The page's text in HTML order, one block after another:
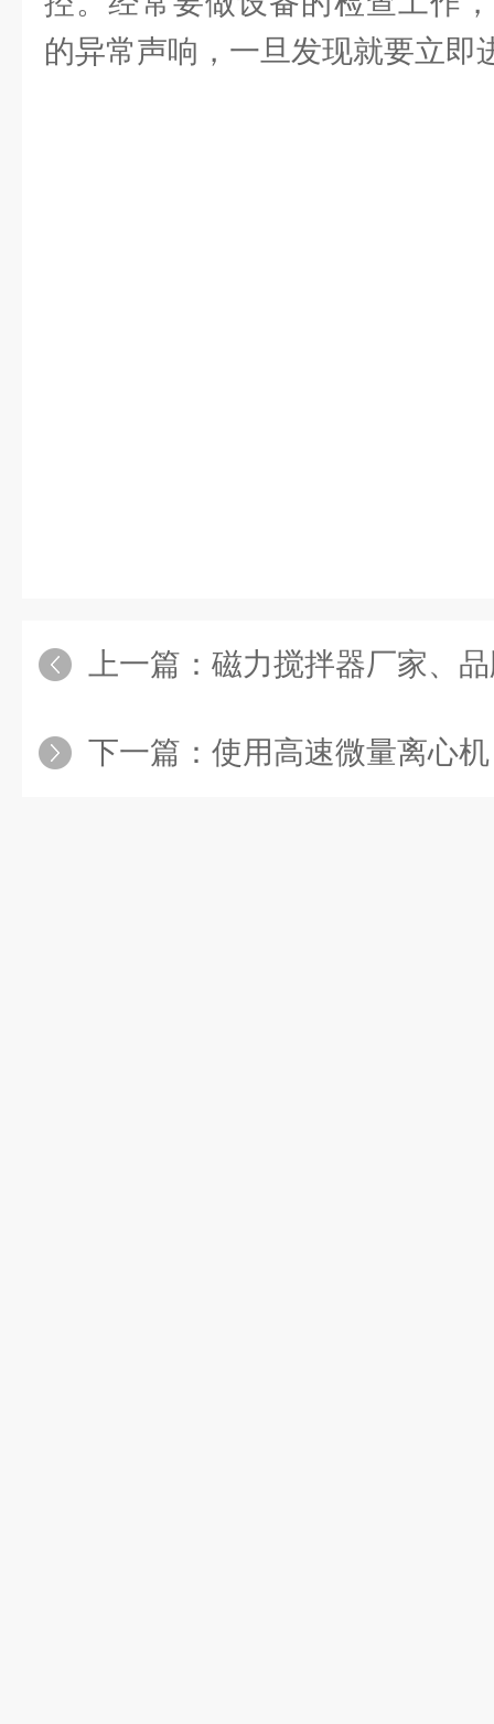
的异常声响，一旦发现就要立即
上一篇： 磁力搅拌器厂家、
下一篇： 使用高速微量离心机